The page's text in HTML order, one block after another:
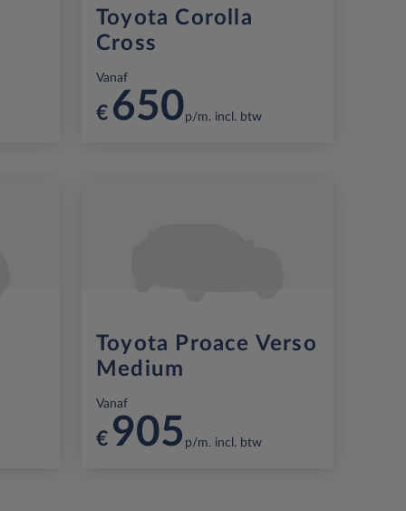
Toyota Corolla
Cross
Vanaf
€ 650p/m. incl. btw
Toyota Proace Verso
Medium
Vanaf
€ 905 p/m. incl. btw